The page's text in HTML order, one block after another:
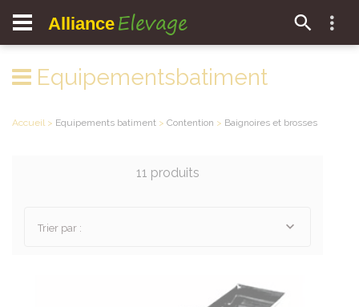
Alliance Elevage
Equipementsbatiment
Accueil > Equipements batiment > Contention > Baignoires et brosses
11 produits
Trier par :